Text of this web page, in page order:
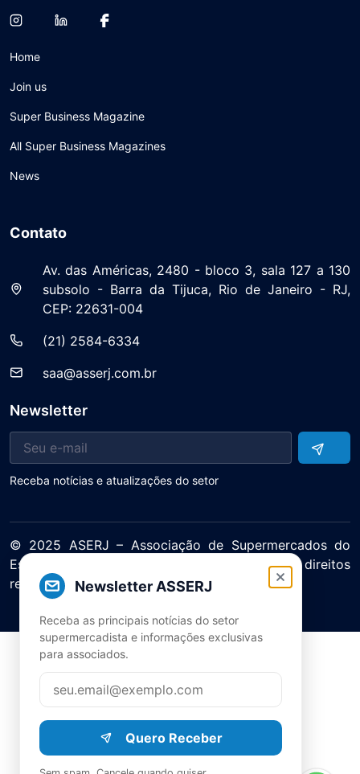
Newsletter ASSERJ
Receba as principais notícias do setor
supermercadista e informações exclusivas
para associados.
Quero Receber
Home
Join us
Super Business Magazine
All Super Business Magazines
News
Contato
Av. das Américas, 2480 - bloco 3, sala 127 a 130
subsolo - Barra da Tijuca, Rio de Janeiro - RJ,
CEP: 22631-004
(21) 2584-6334
saa@asserj.com.br
Newsletter
Receba notícias e atualizações do setor
© 2025 ASERJ – Associação de Supermercados do
Estado do Rio de Janeiro. Todos os direitos
reservados.